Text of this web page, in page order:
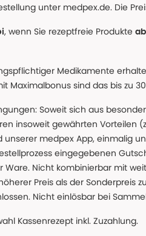
unter medpex.de. Die
, wenn Sie rezeptfreie Produkte
Medikamente
Maximalbonus sind das bis zu
Soweit sich aus
insoweit gewährten Vorteilen
medpex App, einmalig
eingegebenen
Ware. Nicht kombinierbar mit
Preis als der Sonderpreis
Nicht einlösbar bei
Kassenrezept inkl. Zuzahlung.